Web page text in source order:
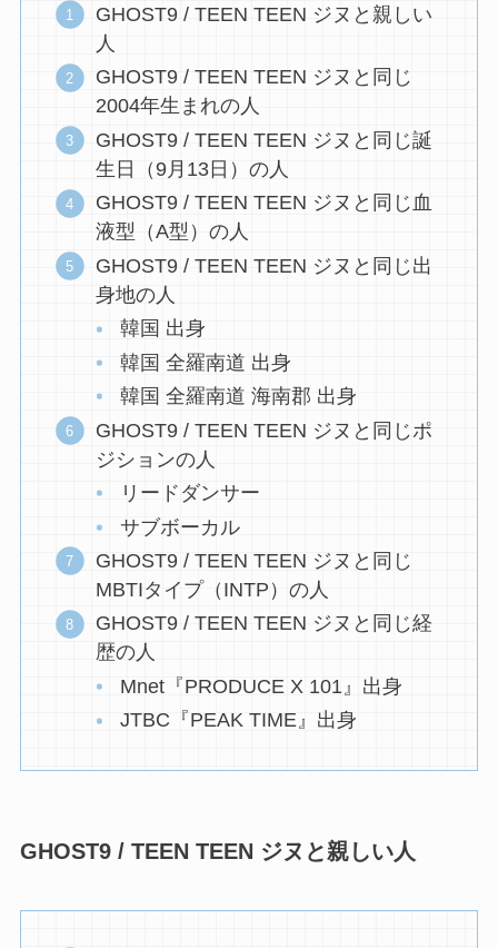
GHOST9 / TEEN TEEN ジヌと親しい
人
GHOST9 / TEEN TEEN ジヌと同じ
2004年生まれの人
GHOST9 / TEEN TEEN ジヌと同じ誕
生日（9月13日）の人
GHOST9 / TEEN TEEN ジヌと同じ血
液型（A型）の人
GHOST9 / TEEN TEEN ジヌと同じ出
身地の人
韓国 出身
韓国 全羅南道 出身
韓国 全羅南道 海南郡 出身
GHOST9 / TEEN TEEN ジヌと同じポ
ジションの人
リードダンサー
サブボーカル
GHOST9 / TEEN TEEN ジヌと同じ
MBTIタイプ（INTP）の人
GHOST9 / TEEN TEEN ジヌと同じ経
歴の人
Mnet『PRODUCE X 101』出身
JTBC『PEAK TIME』出身
GHOST9 / TEEN TEEN ジヌと親しい人